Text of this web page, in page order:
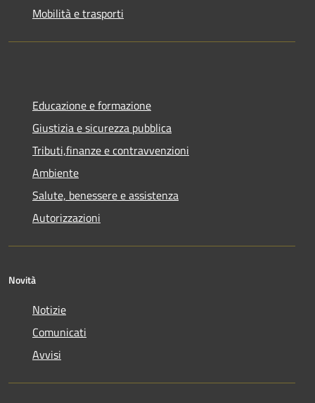
Mobilità e trasporti
Educazione e formazione
Giustizia e sicurezza pubblica
Tributi,finanze e contravvenzioni
Ambiente
Salute, benessere e assistenza
Autorizzazioni
Novità
Notizie
Comunicati
Avvisi